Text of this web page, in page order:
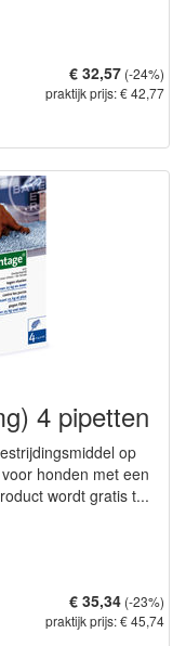
€ 32,57 (-24%)
praktijk prijs: € 42,77
4 pipetten
op
honden met een
wordt gratis t...
€ 35,34 (-23%)
praktijk prijs: € 45,74